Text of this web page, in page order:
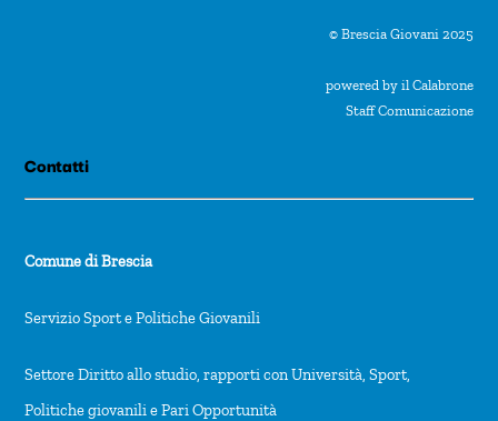
© Brescia Giovani 2025
powered by il Calabrone
Staff Comunicazione
Contatti
Comune di Brescia
Servizio Sport e Politiche Giovanili
Settore Diritto allo studio, rapporti con Università, Sport,
Politiche giovanili e Pari Opportunità